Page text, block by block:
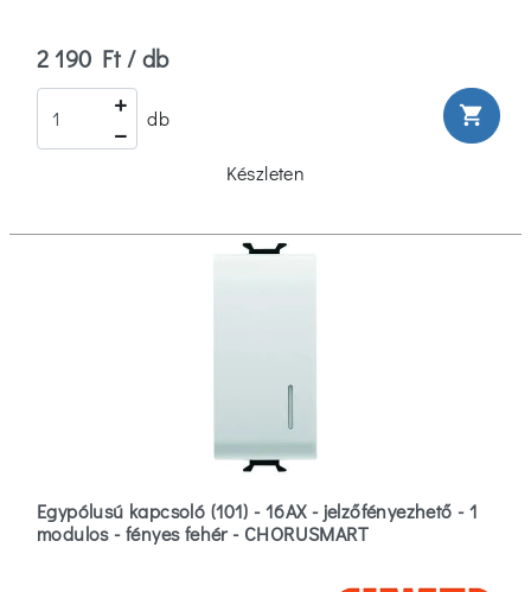
Anyag
Műanyag
védettség
(6)
2 190 Ft / db
db shopping_cart
Készleten
Egypólusú kapcsoló (101) - 16AX - jelzőfényezhető - 1
modulos - fényes fehér - CHORUSMART